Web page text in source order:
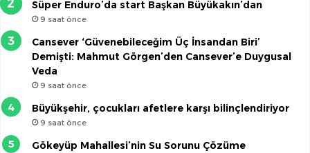
Süper Enduro’da start Başkan Büyükakın’dan
9 saat önce
Cansever ‘Güvenebileceğim Üç İnsandan Biri’
Demişti: Mahmut Görgen’den Cansever’e Duygusal
Veda
9 saat önce
Büyükşehir, çocukları afetlere karşı bilinçlendiriyor
9 saat önce
Gökeyüp Mahallesi’nin Su Sorunu Çözüme